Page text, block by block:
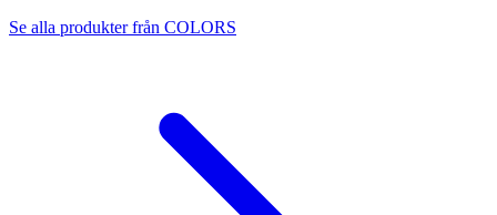
Se alla produkter från COLORS